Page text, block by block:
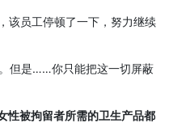
该员工停顿了一下，努力继续
但是……你只能把这一切屏蔽
性被拘留者所需的卫生产品都